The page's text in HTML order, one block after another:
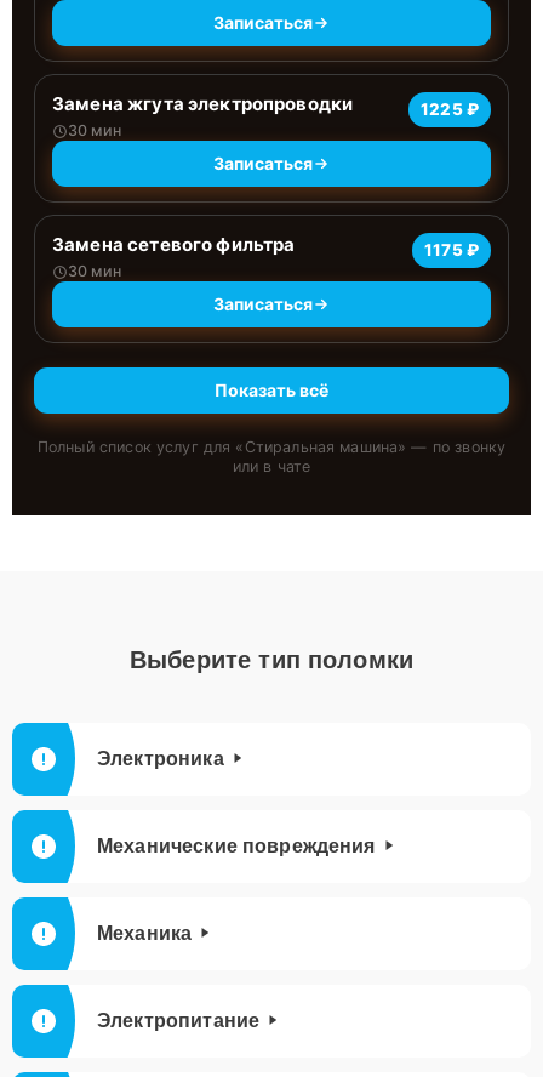
Записаться
Замена жгута электропроводки
30 мин
1225 ₽
Записаться
Замена сетевого фильтра
30 мин
1175 ₽
Записаться
Показать всё
Полный список услуг для « Стиральная машина» — по звонку
или в чате
Выберите тип поломки
Электроника
Механические повреждения
Механика
Электропитание